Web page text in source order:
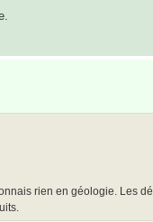
rien en géologie. Les